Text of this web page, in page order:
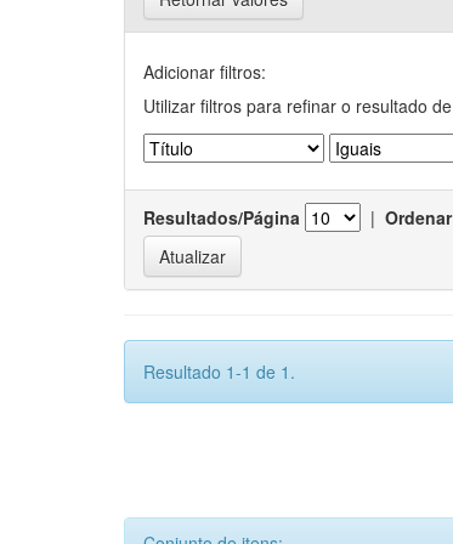
Adicionar filtros:
Utilizar filtros para refinar o resultado
Resultados/Página |
Resultado 1-1 de 1.